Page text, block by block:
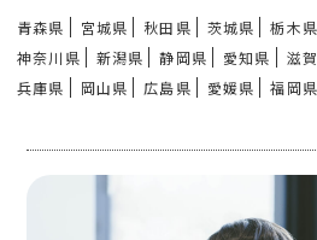
青森県
宮城県 秋田県 茨城県 栃木県
神奈川県
新潟県 静岡県 愛知県 滋
兵庫県
岡山県 広島県 愛媛県 福岡県